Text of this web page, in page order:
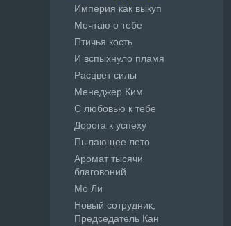
Империя как выкуп
Мечтаю о тебе
Птичья кость
И вспыхнуло пламя
Расцвет силы
Менеджер Ким
С любовью к тебе
Дорога к успеху
Пылающее лето
Аромат тысячи
благовоний
Мо Ли
Новый сотрудник,
Председатель Кан